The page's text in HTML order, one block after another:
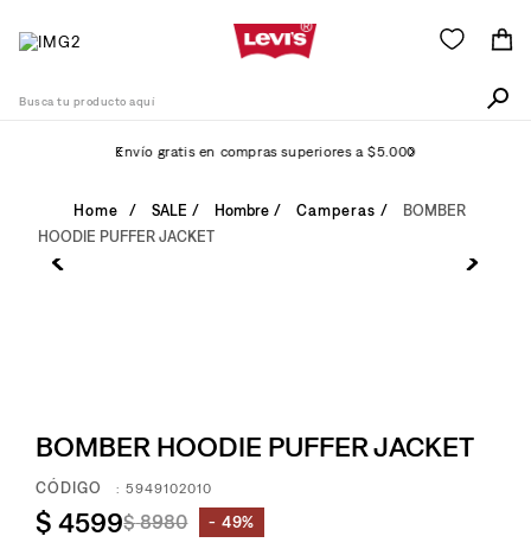
Envío gratis en compras superiores a $5.000
SALE Hombre Camperas
BOMBER
HOODIE PUFFER JACKET
BOMBER HOODIE PUFFER JACKET
:5949102010
$ 4599$ 8980 49%
Términos Más Buscados
. jean
. 510